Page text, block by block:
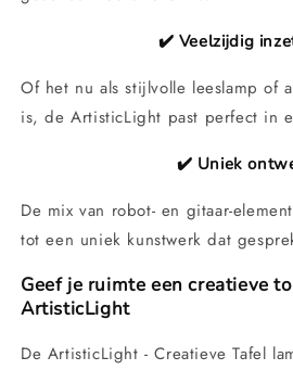
✔️ Veelzijdig
Of het nu als stijlvolle leeslamp of
is, de ArtisticLight past perfect in
✔️ Uniek
De mix van robot- en gitaar-
tot een uniek kunstwerk dat
Geef je ruimte een creatieve
ArtisticLight
De ArtisticLight - Creatieve Tafel